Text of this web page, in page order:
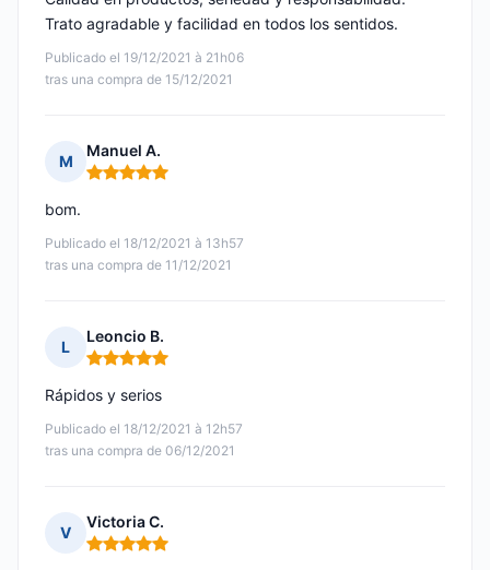
Publicado el 19/12/2021 à 21h06
tras una compra de 15/12/2021
Trato agradable y facilidad en todos los sentidos.
M
Manuel A.
Nota: 5 de 5
Publicado el 18/12/2021 à 13h57
tras una compra de 11/12/2021
bom.
L
Leoncio B.
Nota: 5 de 5
Publicado el 18/12/2021 à 12h57
tras una compra de 06/12/2021
Rápidos y serios
V
Victoria C.
Nota: 5 de 5